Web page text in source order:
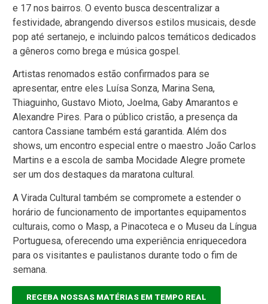
e 17 nos bairros. O evento busca descentralizar a
festividade, abrangendo diversos estilos musicais, desde
pop até sertanejo, e incluindo palcos temáticos dedicados
a gêneros como brega e música gospel.
Artistas renomados estão confirmados para se
apresentar, entre eles Luísa Sonza, Marina Sena,
Thiaguinho, Gustavo Mioto, Joelma, Gaby Amarantos e
Alexandre Pires. Para o público cristão, a presença da
cantora Cassiane também está garantida. Além dos
shows, um encontro especial entre o maestro João Carlos
Martins e a escola de samba Mocidade Alegre promete
ser um dos destaques da maratona cultural.
A Virada Cultural também se compromete a estender o
horário de funcionamento de importantes equipamentos
culturais, como o Masp, a Pinacoteca e o Museu da Língua
Portuguesa, oferecendo uma experiência enriquecedora
para os visitantes e paulistanos durante todo o fim de
semana.
RECEBA NOSSAS MATÉRIAS EM TEMPO REAL